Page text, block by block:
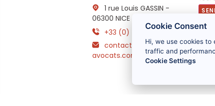
1 rue Louis GASSIN -
06300 NICE
+33 (0) 4 93 83 08 76
contact@brahin-
avocats.com
Cookie Consent
Hi, we use cookies
traffic and
Cookie Settings